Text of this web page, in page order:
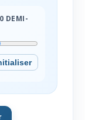
0 DEMI-